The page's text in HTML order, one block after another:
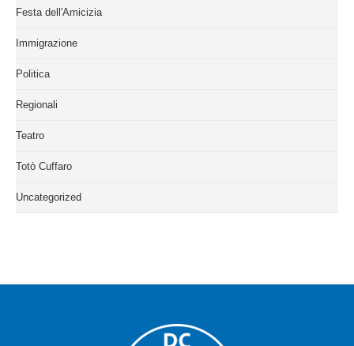
Festa dell'Amicizia
Immigrazione
Politica
Regionali
Teatro
Totò Cuffaro
Uncategorized